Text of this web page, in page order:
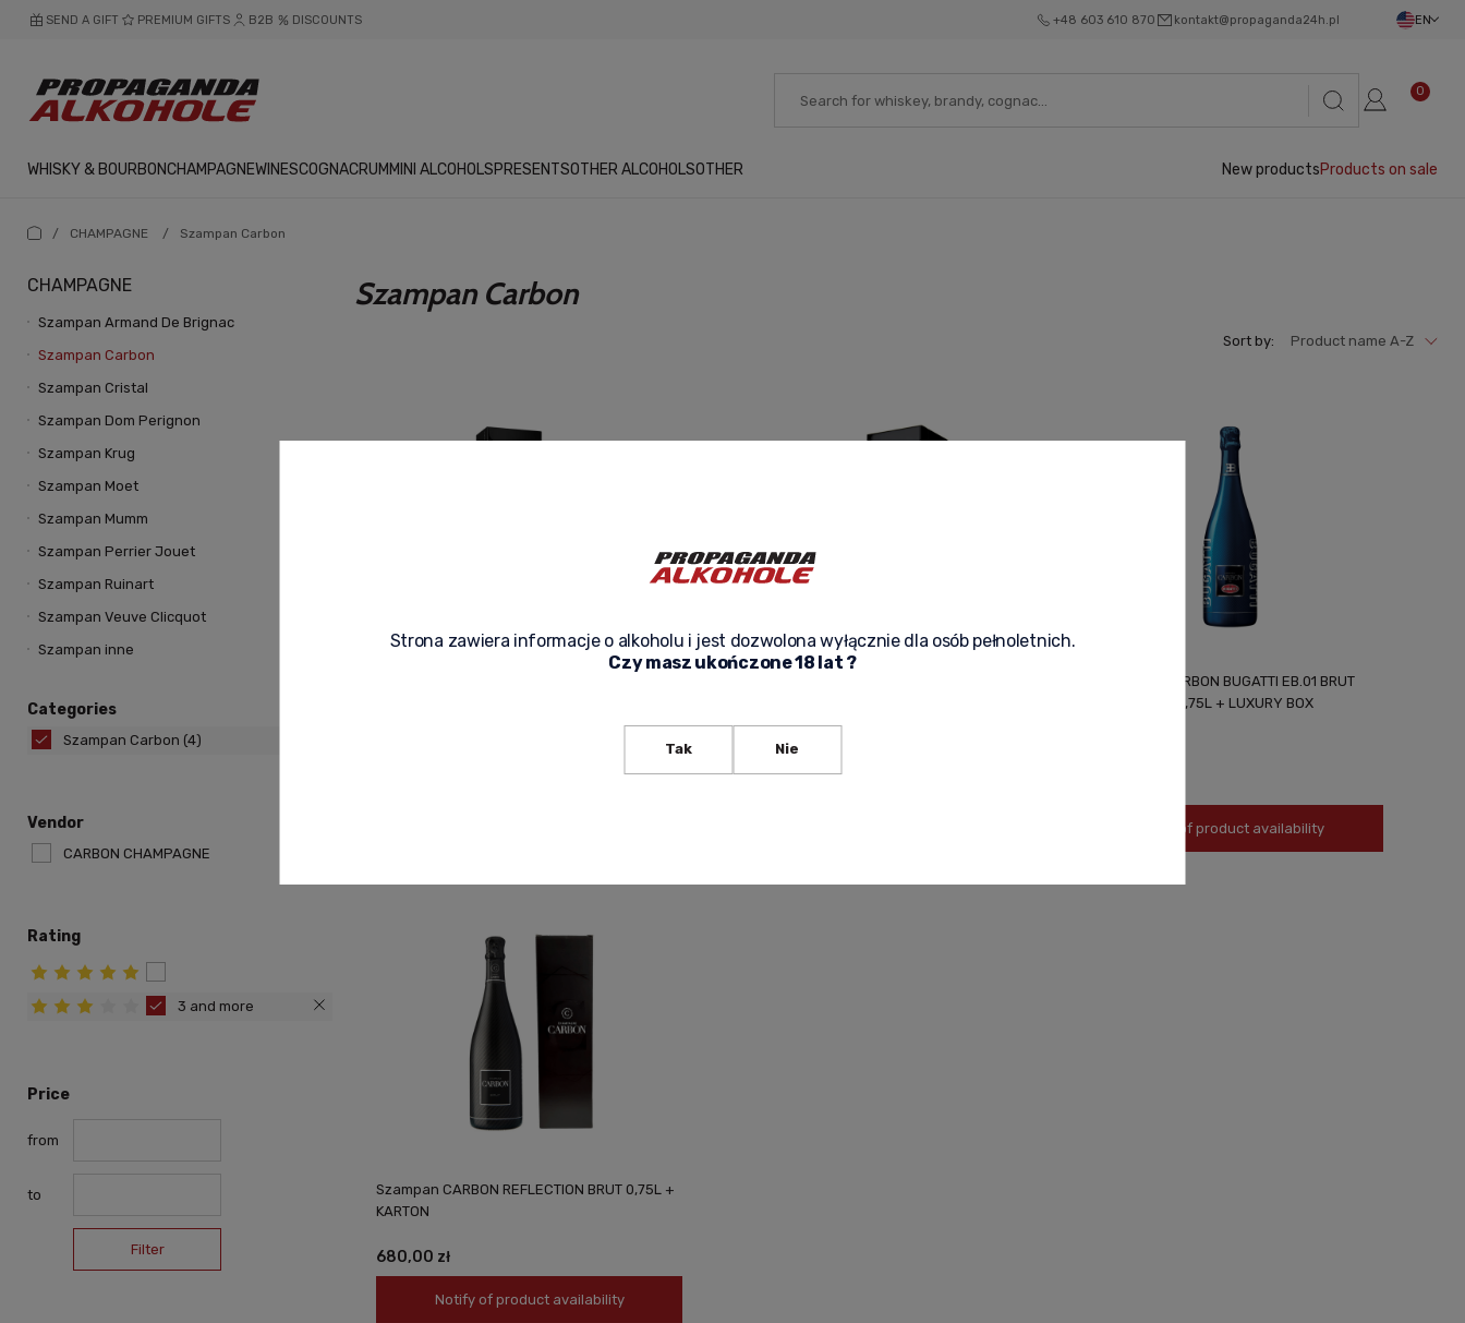
SEND A GIFT PREMIUM GIFTS B2B DISCOUNTS +48 603 610 870 kontakt@propaganda24h.pl EN
0
WHISKY & BOURBONCHAMPAGNEWINESCOGNACRUM MINI ALCOHOLSPRESENTSOTHER ALCOHOLSOTHER New productsProducts on sale
/ CHAMPAGNE / Szampan Carbon
CHAMPAGNE
Szampan Armand De Brignac
Szampan Carbon
Szampan Cristal
Szampan Dom Perignon
Szampan Krug
Szampan Moet
Szampan Mumm
Szampan Perrier Jouet
Szampan Ruinart
Szampan Veuve Clicquot
Szampan inne
Categories
Szampan Carbon (4)
Vendor
CARBON CHAMPAGNE
Rating
3 and more
Price
from
to
Filter
Szampan Carbon
Sort by: Product name A-Z
0,75L + LUXURY BOX
2 530,00 zł
Champagne CARBON BUGATTI EB.01 BRUT
VINTAGE 2002 0,75L + LUXURY BOX
Notify of product availability
Szampan CARBON REFLECTION BRUT 0,75L +
KARTON
680,00 zł
Notify of product availability
Strona zawiera informacje o alkoholu i jest dozwolona wyłącznie dla osób pełnoletnich.
Czy masz ukończone 18 lat ?
Tak Nie